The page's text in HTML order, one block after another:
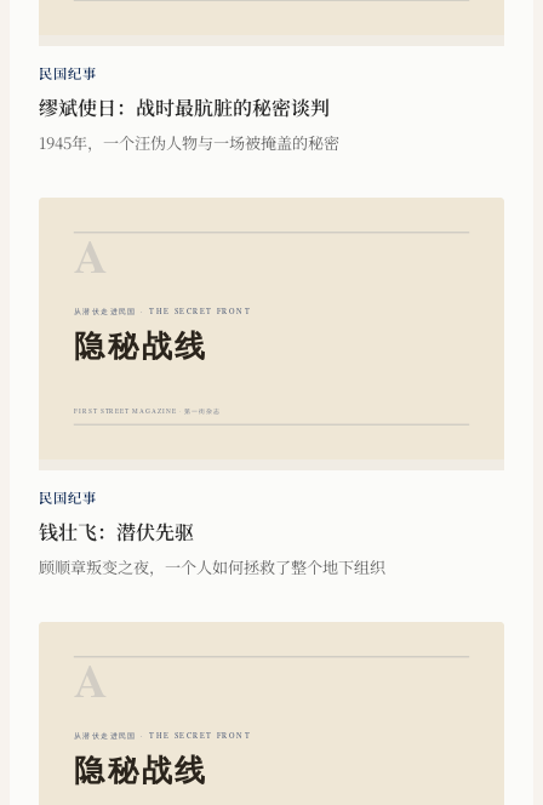
民国纪事
缪斌使日：战时最肮脏的秘密谈判
1945年，一个汪伪人物与一场被掩盖的秘密
民国纪事
钱壮飞：潜伏先驱
顾顺章叛变之夜，一个人如何拯救了整个地下组织